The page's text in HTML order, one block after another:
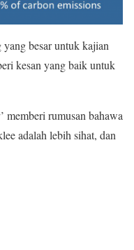
besar untuk kajian
kesan yang baik untuk
memberi rumusan bahawa
adalah lebih sihat, dan